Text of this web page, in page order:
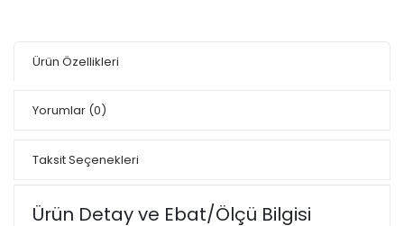
Ürün Özellikleri
Yorumlar (0)
Taksit Seçenekleri
Ürün Detay ve Ebat/Ölçü Bilgisi